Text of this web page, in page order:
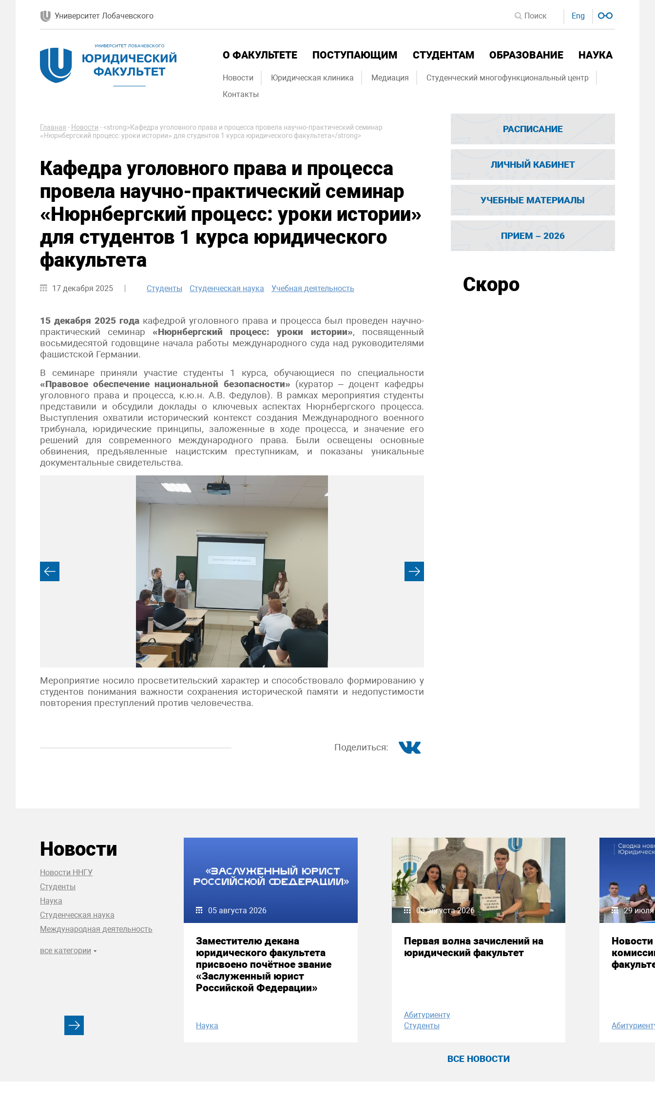
Университет Лобачевского Eng
О ФАКУЛЬТЕТЕ ПОСТУПАЮЩИМ СТУДЕНТАМ ОБРАЗОВАНИЕ НАУКА
Новости Юридическая клиника Медиация
Студенческий многофункциональный центр
Контакты
Главная - Новости -<strong>Кафедра уголовного права и процесса провела научно-практический семинар
«Нюрнбергский процесс: уроки истории» для студентов 1 курса юридического факультета</strong>
Кафедра уголовного права и процесса
провела научно-практический семинар
«Нюрнбергский процесс: уроки истории»
для студентов 1 курса юридического
факультета
17 декабря 2025 Студенты Студенческая наука Учебная деятельность
15 декабря 2025 годакафедрой уголовного права и процесса был проведен научно-
практический семинар «Нюрнбергский процесс: уроки истории», посвященный
восьмидесятой годовщине начала работы международного суда над руководителями
фашистской Германии.
В семинаре приняли участие студенты 1 курса, обучающиеся по специальности
«Правовое обеспечение национальной безопасности» (куратор – доцент кафедры
уголовного права и процесса, к.ю.н. А.В. Федулов). В рамках мероприятия студенты
представили и обсудили доклады о ключевых аспектах Нюрнбергского процесса.
Выступления охватили исторический контекст создания Международного военного
трибунала, юридические принципы, заложенные в ходе процесса, и значение его
решений для современного международного права. Были освещены основные
обвинения, предъявленные нацистским преступникам, и показаны уникальные
документальные свидетельства.
Мероприятие носило просветительский характер и способствовало формированию у
студентов понимания важности сохранения исторической памяти и недопустимости
повторения преступлений против человечества.
Поделиться:
РАСПИСАНИЕ
ЛИЧНЫЙ КАБИНЕТ
УЧЕБНЫЕ МАТЕРИАЛЫ
ПРИЕМ – 2026
Скоро
Новости
Новости ННГУ
Студенты
Наука
Студенческая наука
Международная деятельность
все категории
05 августа 2026
Заместителю декана
юридического факультета
присвоено почётное звание
«Заслуженный юрист
Российской Федерации»
Наука
03 августа 2026
Первая волна зачислений на
юридический факультет
Абитуриенту
Студенты
29
ВСЕ НОВОСТИ